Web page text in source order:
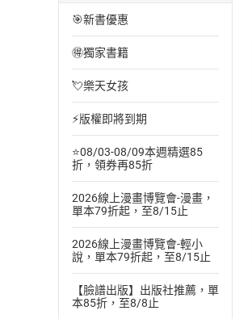
🎯新書優惠
🉐獨家書籍
💘樂天女孩
⚡版權即將到期
⭐08/03-08/09本週精選85
折，領券再85折
2026線上漫畫博覽會-漫畫，
單本79折起，至8/15止
2026線上漫畫博覽會-輕小
說，單本79折起，至8/15止
【臉譜出版】出版社推薦，單
本85折，至8/8止